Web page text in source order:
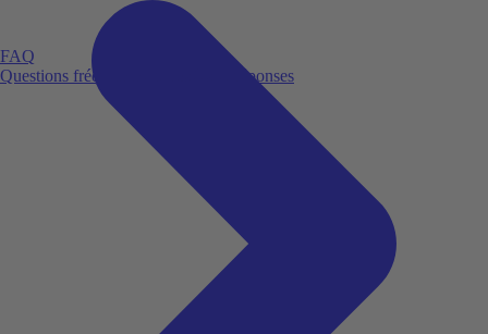
FAQ
Questions fréquemment posées et réponses